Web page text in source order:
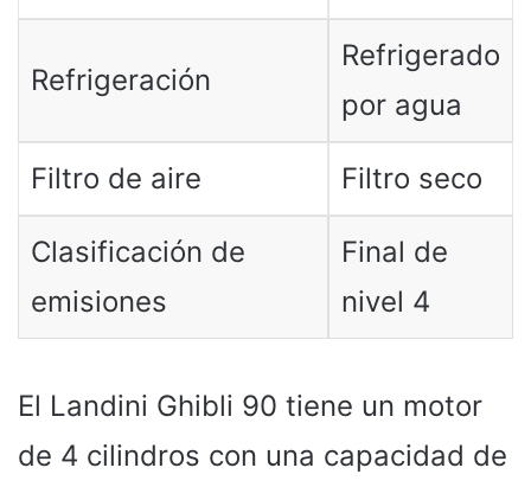
Refrigeración
Refrigerado
por agua
Filtro de aire Filtro seco
Clasificación de
emisiones
Final de
nivel 4
El Landini Ghibli 90 tiene un motor
de 4 cilindros con una capacidad de